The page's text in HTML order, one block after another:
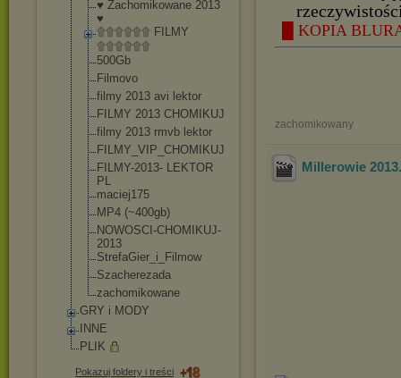
♥ Zachomikowane 2013
♥
۩۩۩۩۩۩ FILMY
۩۩۩۩۩۩
500Gb
Filmovo
filmy 2013 avi lektor
FILMY 2013 CHOMIKUJ
filmy 2013 rmvb lektor
FILMY_VIP_CHOM IKUJ
FILMY-2013- LEKTOR
PL
maciej175
MP4 (~400gb)
NOWOSCI-CHOMIKUJ-
2013
StrefaGier_i_Filmow
Szacherezada
zachomikowane
GRY i MODY
INNE
PLIK
Pokazuj foldery i treści
█ KOPIA
zachomikowany
Millerowie